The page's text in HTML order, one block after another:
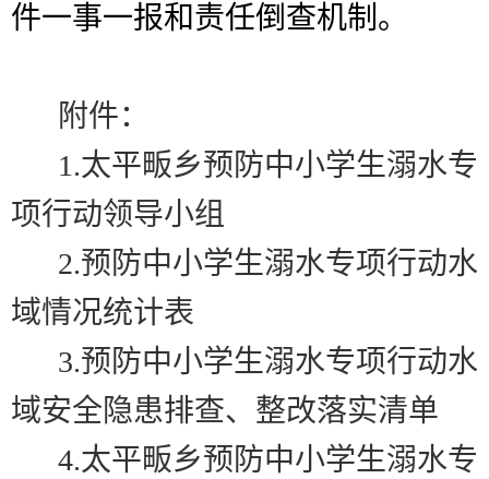
件一事一报和责任倒查机制。
附件：
1.太平畈乡预防中小学生溺水专
项行动领导小组
2.预防中小学生溺水专项行动水
域情况统计表
3.预防中小学生溺水专项行动水
域安全隐患排查、整改落实清单
4.太平畈乡预防中小学生溺水专